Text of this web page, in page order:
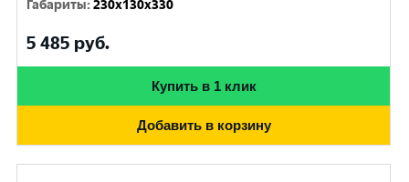
Габариты:230x130x330
5 485 руб.
Купить в 1 клик
Добавить в корзину